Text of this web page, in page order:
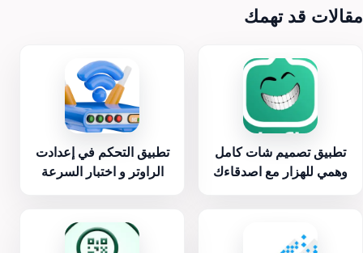
مقالات قد تهمك
تطبيق تصميم شات كامل
وهمي للهزار مع اصدقاءك
تطبيق التحكم في إعدادت
الراوتر و اختبار السرعة